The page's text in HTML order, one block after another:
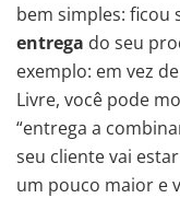
bem simples: ficou
entrega do seu
exemplo: em vez
Livre, você pode
“entrega a
seu cliente vai
um pouco maior e